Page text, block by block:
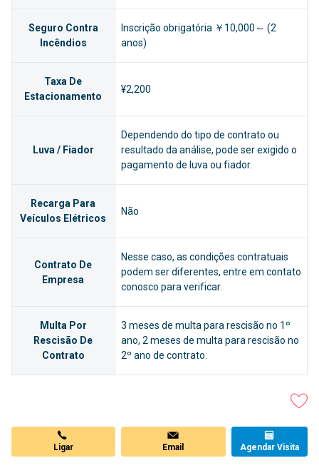
Seguro Contra
Incêndios
Inscrição obrigatória ￥10,000～ (2
anos)
Taxa De
Estacionamento
¥2,200
Luva / Fiador
Dependendo do tipo de contrato ou
resultado da análise, pode ser exigido o
pagamento de luva ou fiador.
Recarga Para
Veículos Elétricos
Não
Contrato De
Empresa
Nesse caso, as condições contratuais
podem ser diferentes, entre em contato
conosco para verificar.
Multa Por
Rescisão De
Contrato
3 meses de multa para rescisão no 1º
ano, 2 meses de multa para rescisão no
2º ano de contrato.
Ligar Email Agendar Visita